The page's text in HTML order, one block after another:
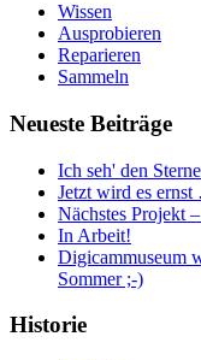
Wissen
Ausprobieren
Reparieren
Sammeln
Neueste Beiträge
Ich seh' den
Jetzt wird es
Nächstes Projekt
In Arbeit!
Digicammuseum
Sommer ;-)
Historie